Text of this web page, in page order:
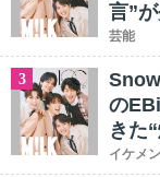
言”
芸能
3
の
きた
イケメン